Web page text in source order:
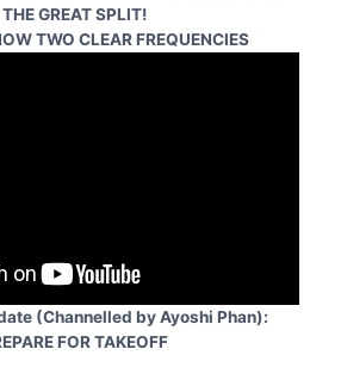
THE GREAT SPLIT!
TWO CLEAR FREQUENCIES
(Channelled by Ayoshi Phan):
FOR TAKEOFF